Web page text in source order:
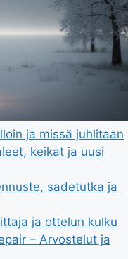
ja missä juhlitaan
keikat ja uusi
sadetutka ja
ja ottelun kulku
– Arvostelut ja